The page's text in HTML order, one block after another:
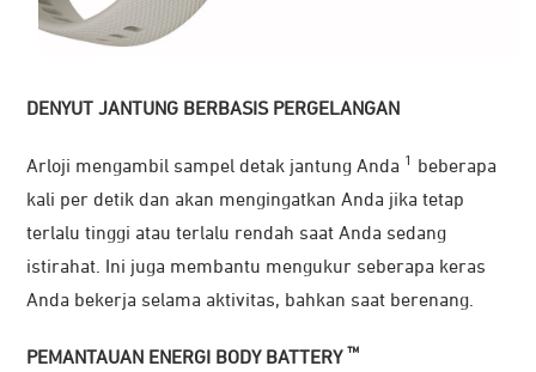
DENYUT JANTUNG BERBASIS PERGELANGAN
Arloji mengambil sampel detak jantung Anda 1
beberapa
kali per detik dan akan mengingatkan Anda jika tetap
terlalu tinggi atau terlalu rendah saat Anda sedang
istirahat. Ini juga membantu mengukur seberapa keras
Anda bekerja selama aktivitas, bahkan saat berenang.
PEMANTAUAN ENERGI BODY BATTERY ™